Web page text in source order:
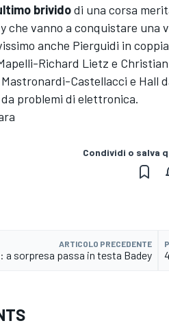
brividodi una corsa
che vanno a conquistare
anche Pierguidi in
Richard Lietz e
Castellacci e Hall
problemi di elettronica.
Condividi o salva
ARTICOLO PRECEDENTE
a sorpresa passa in testa Badey